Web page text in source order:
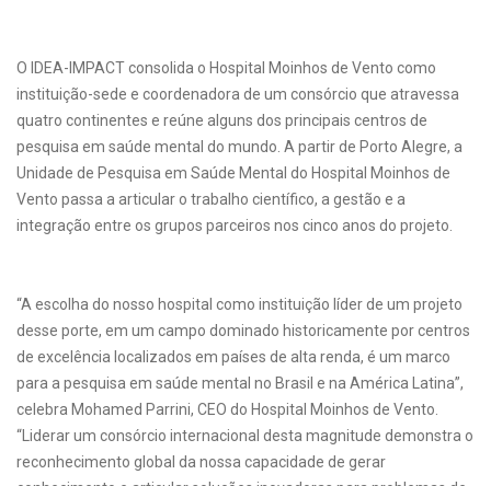
O IDEA-IMPACT consolida o Hospital Moinhos de Vento como
instituição-sede e coordenadora de um consórcio que atravessa
quatro continentes e reúne alguns dos principais centros de
pesquisa em saúde mental do mundo. A partir de Porto Alegre, a
Unidade de Pesquisa em Saúde Mental do Hospital Moinhos de
Vento passa a articular o trabalho científico, a gestão e a
integração entre os grupos parceiros nos cinco anos do projeto.
“A escolha do nosso hospital como instituição líder de um projeto
desse porte, em um campo dominado historicamente por centros
de excelência localizados em países de alta renda, é um marco
para a pesquisa em saúde mental no Brasil e na América Latina”,
celebra Mohamed Parrini, CEO do Hospital Moinhos de Vento.
“Liderar um consórcio internacional desta magnitude demonstra o
reconhecimento global da nossa capacidade de gerar